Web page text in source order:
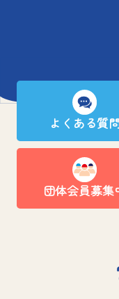
よくある質
団体会員募集